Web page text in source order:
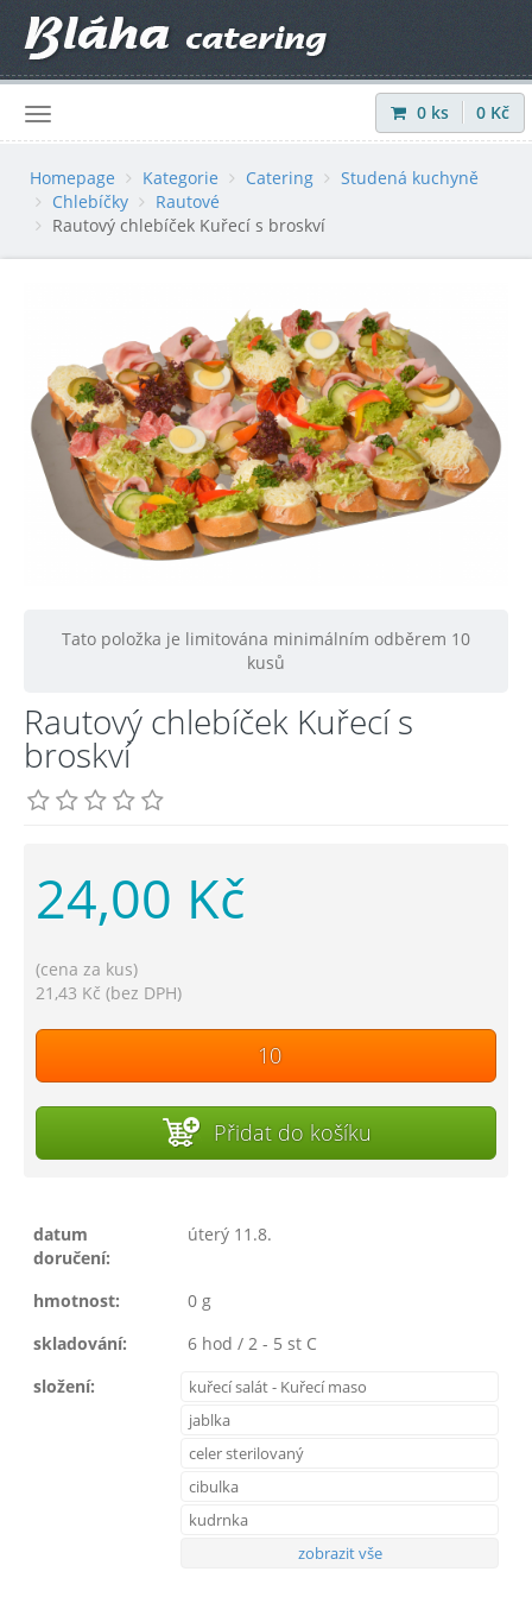
Přihlásit |Registrovat
0 ks 0 Kč
Homepage Kategorie Catering
Studená kuchyně
Chlebíčky
Rautové
Rautový chlebíček Kuřecí s broskví
Tato položka je limitována minimálním odběrem 10
kusů
Rautový chlebíček Kuřecí s
broskví
24,00 Kč
(cena za kus)
21,43 Kč (bez DPH)
Přidat do košíku
datum
doručení:
úterý 11.8.
hmotnost:
0 g
skladování:
6 hod / 2 - 5 st C
složení:
kuřecí salát - Kuřecí maso
jablka
celer sterilovaný
cibulka
kudrnka
zobrazit vše